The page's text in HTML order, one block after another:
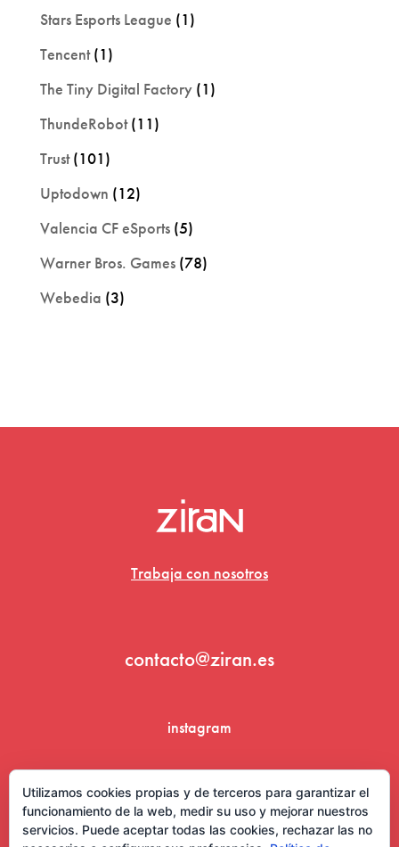
Stars Esports League (1)
Tencent(1)
The Tiny Digital Factory(1)
ThundeRobot(11)
Trust(101)
Uptodown (12)
Valencia CF eSports(5)
Warner Bros. Games(78)
Webedia (3)
Trabaja con nosotros
contacto@ziran.es
instagram
Utilizamos cookies propias y de terceros para garantizar el
funcionamiento de la web, medir su uso y mejorar nuestros
servicios. Puede aceptar todas las cookies, rechazar las no